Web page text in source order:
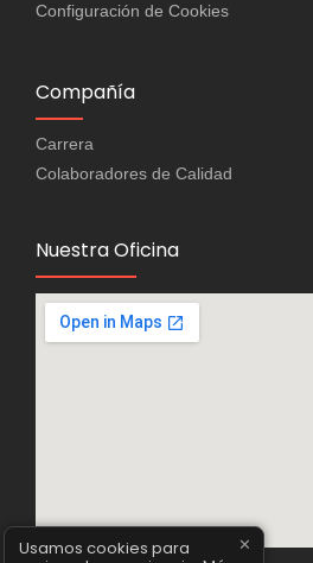
✕
Usamos cookies para
Configuración de Cookies
Compañía
Carrera
Colaboradores de Calidad
Nuestra Oficina